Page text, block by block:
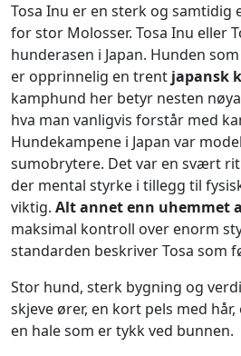
Tosa Inu er en sterk og samtidig
for stor Molosser. Tosa Inu eller
hunderasen i Japan. Hunden
er opprinnelig en trent japansk
kamphund her betyr nesten
hva man vanligvis forstår med
Hundekampene i Japan var
sumobrytere. Det var en svært
der mental styrke i tillegg til
viktig. Alt annet enn uhemmet
maksimal kontroll over enorm
standarden beskriver Tosa som
Stor hund, sterk bygning og
skjeve ører, en kort pels med
en hale som er tykk ved bunnen.